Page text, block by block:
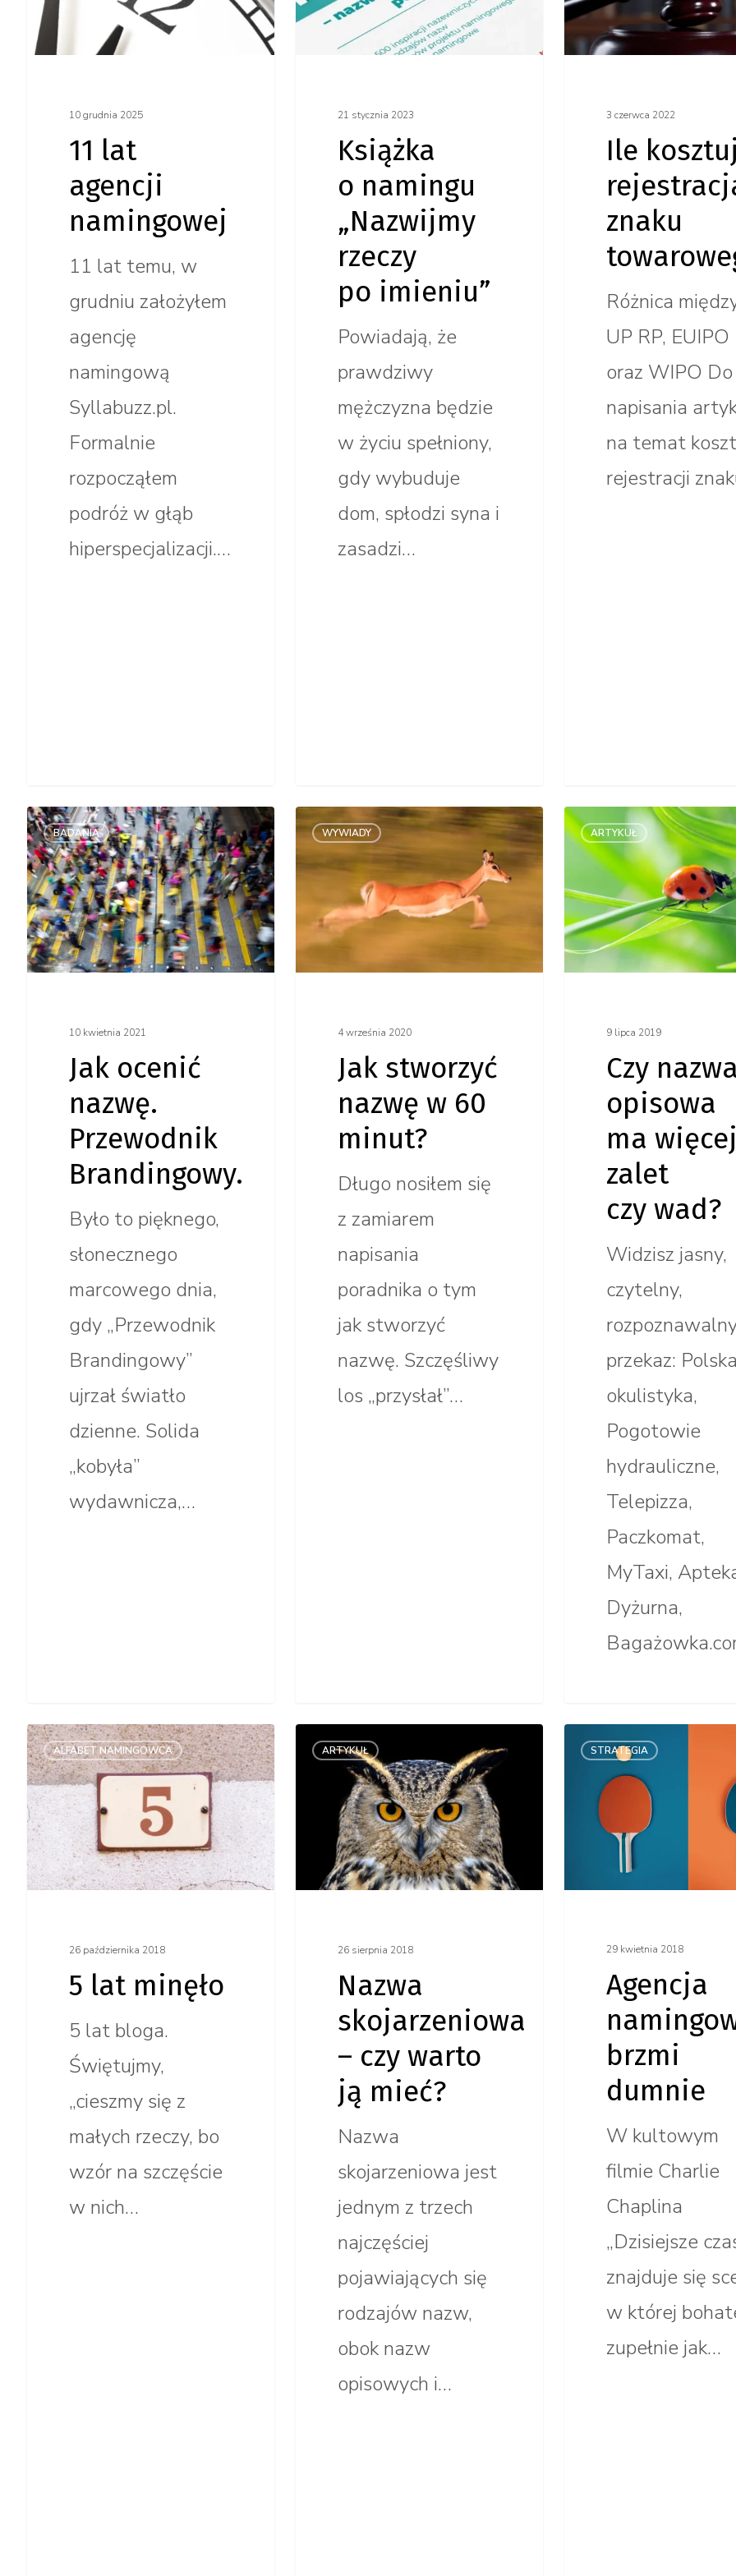
namingowej
10 grudnia 2025
11 lat
agencji
namingowej
11 lat temu, w
grudniu założyłem
agencję
namingową
Syllabuzz.pl.
Formalnie
rozpocząłem
podróż w głąb
hiperspecjalizacji.…
rzeczy
po imieniu”
21 stycznia 2023
Książka
o namingu
„Nazwijmy
rzeczy
po imieniu”
Powiadają, że
prawdziwy
mężczyzna będzie
w życiu spełniony,
gdy wybuduje
dom, spłodzi syna i
zasadzi…
znaku
towarowego?
3 czerwca 2022
Ile
znaku
Różnica
UP RP, EUIPO
oraz WIPO Do
napisania
na temat
rejestracji
Jak
ocenić
nazwę.
Przewodnik
Brandingowy.
BADANIA
10 kwietnia 2021
Jak ocenić
nazwę.
Przewodnik
Brandingowy.
Było to pięknego,
słonecznego
marcowego dnia,
gdy „Przewodnik
Brandingowy”
ujrzał światło
dzienne. Solida
„kobyła”
wydawnicza,…
Jak
stworzyć
nazwę
w 60
minut?
WYWIADY
4 września 2020
Jak stworzyć
nazwę w 60
minut?
Długo nosiłem się
z zamiarem
napisania
poradnika o tym
jak stworzyć
nazwę. Szczęśliwy
los „przysłał”…
Czy nazwa
opisowa
ma więcej
zalet
czy wad?
ARTYKUŁ
9 lipca 2019
Czy nazwa
opisowa
ma więcej
zalet
czy wad?
Widzisz jasny,
czytelny,
przekaz: Polska
okulistyka,
Pogotowie
hydrauliczne,
Telepizza,
Paczkomat,
MyTaxi,
Dyżurna,
5
lat
minęło
ALFABET NAMINGOWCA
26 października 2018
5 lat minęło
5 lat bloga.
Świętujmy,
„cieszmy się z
małych rzeczy, bo
wzór na szczęście
w nich…
Nazwa
skojarzeniowa
czy warto
ją mieć?
ARTYKUŁ
26 sierpnia 2018
Nazwa
skojarzeniowa
– czy warto
ją mieć?
Nazwa
skojarzeniowa jest
jednym z trzech
najczęściej
pojawiających się
rodzajów nazw,
obok nazw
opisowych i…
Agencja
namingowa
brzmi
dumnie
STRATEGIA
29 kwietnia 2018
Agencja
brzmi
dumnie
W kultowym
filmie Charlie
Chaplina
„Dzisiejsze
znajduje się
w której
zupełnie jak…